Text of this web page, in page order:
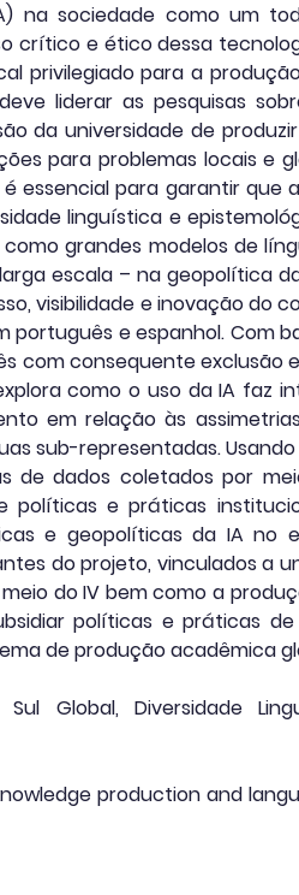
na sociedade como um
crítico e ético dessa
privilegiado para a
liderar as pesquisas
da universidade de
para problemas locais e
essencial para garantir
linguística e
grandes modelos de
escala – na geopolítica
visibilidade e inovação do
português e espanhol. Com
com consequente exclusão
como o uso da IA faz
em relação às
sub-representadas.
de dados coletados por
políticas e práticas
e geopolíticas da IA no
do projeto, vinculados a
do IV bem como a
políticas e práticas
de produção acadêmica
Global, Diversidade
production and